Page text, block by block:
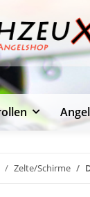
Zelte/Schirme